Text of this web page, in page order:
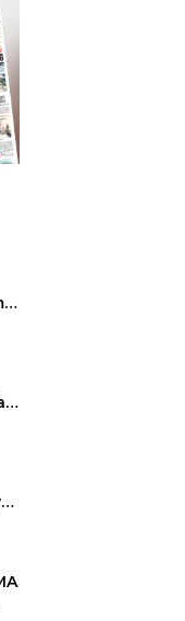
Perbati 2026
Jasa
Siapkan